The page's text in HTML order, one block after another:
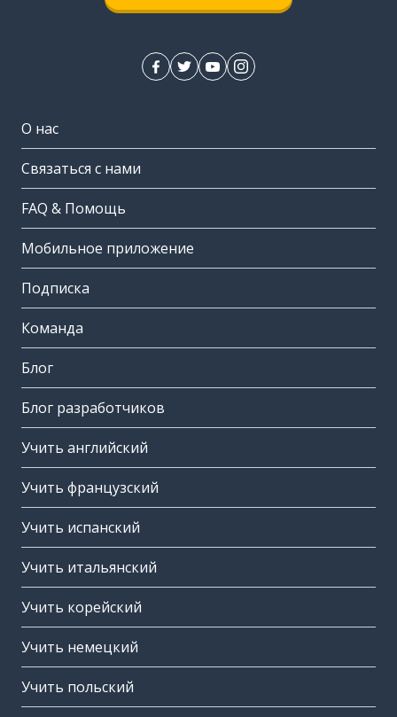
О нас
Связаться с нами
FAQ & Помощь
Мобильное приложение
Подписка
Команда
Блог
Блог разработчиков
Учить английский
Учить французский
Учить испанский
Учить итальянский
Учить корейский
Учить немецкий
Учить польский